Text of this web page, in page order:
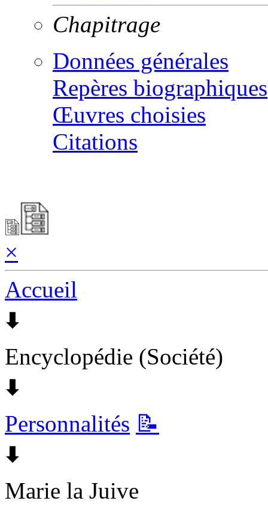
Chapitrage
Données générales
Repères biographiques
Œuvres choisies
Citations
×
Accueil
🠯
Encyclopédie (Société)
🠯
Personnalités 📝
🠯
Marie la Juive